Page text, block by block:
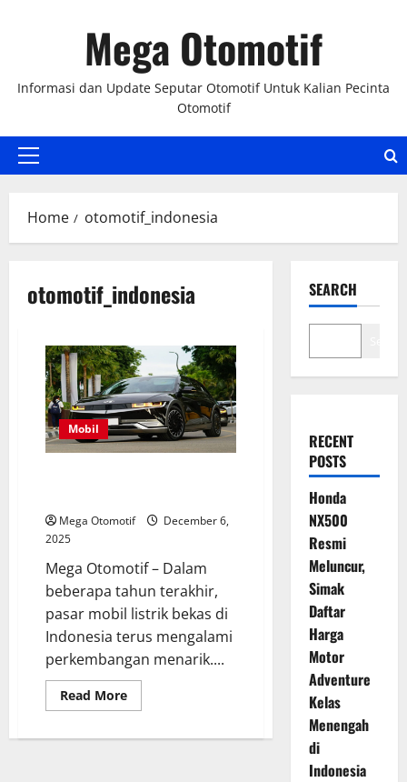
Mega Otomotif
Informasi dan Update Seputar Otomotif Untuk Kalian Pecinta
Otomotif
Primary
Home otomotif_indonesia
otomotif_indonesia
Mobil
Mega Otomotif
December 6,
2025
Mega Otomotif – Dalam
beberapa tahun terakhir,
pasar mobil listrik bekas di
Indonesia terus mengalami
perkembangan menarik....
Read MoreRead
more
Mobil
SEARCH
RECENT
POSTS
Honda
NX500
Resmi
Meluncur,
Simak
Daftar
Harga
Motor
Adventure
Kelas
Menengah
di
Indonesia